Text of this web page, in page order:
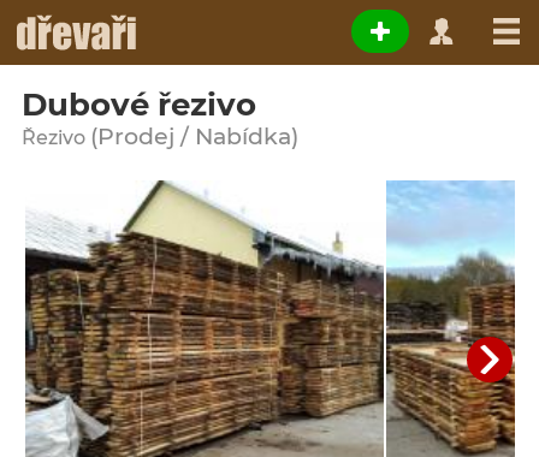
Dubové řezivo
Řezivo (Prodej / Nabídka)